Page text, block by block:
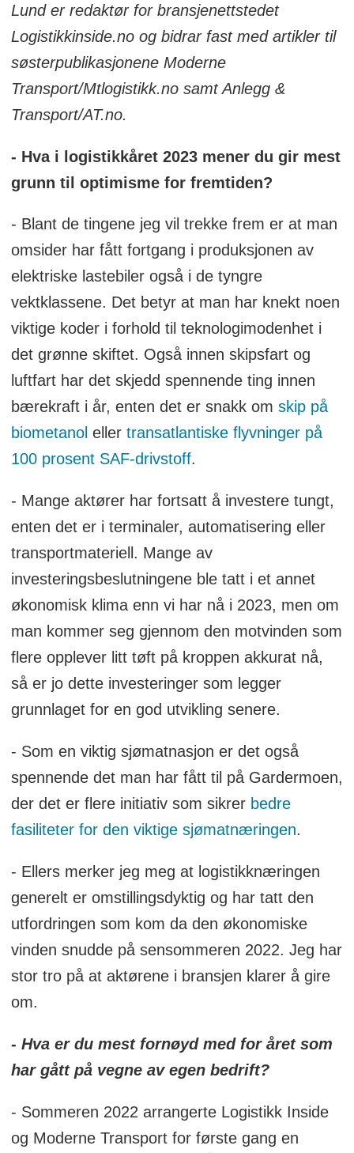
oss og om året vi går inn i. Det
presenteres en ny artikkel hver dag.
Lund er redaktør for bransjenettstedet
Logistikkinside.no og bidrar fast med artikler til
søsterpublikasjonene Moderne
Transport/Mtlogistikk.no samt Anlegg &
Transport/AT.no.
- Hva i logistikkåret 2023 mener du gir mest
grunn til optimisme for fremtiden?
- Blant de tingene jeg vil trekke frem er at man
omsider har fått fortgang i produksjonen av
elektriske lastebiler også i de tyngre
vektklassene. Det betyr at man har knekt noen
viktige koder i forhold til teknologimodenhet i
det grønne skiftet. Også innen skipsfart og
luftfart har det skjedd spennende ting innen
bærekraft i år, enten det er snakk om skip på
biometanol ellertransatlantiske flyvninger på
100 prosent SAF-drivstoff.
- Mange aktører har fortsatt å investere tungt,
enten det er i terminaler, automatisering eller
transportmateriell. Mange av
investeringsbeslutningene ble tatt i et annet
økonomisk klima enn vi har nå i 2023, men om
man kommer seg gjennom den motvinden som
flere opplever litt tøft på kroppen akkurat nå,
så er jo dette investeringer som legger
grunnlaget for en god utvikling senere.
- Som en viktig sjømatnasjon er det også
spennende det man har fått til på Gardermoen,
der det er flere initiativ som sikrer bedre
fasiliteter for den viktige sjømatnæringen.
- Ellers merker jeg meg at logistikknæringen
generelt er omstillingsdyktig og har tatt den
utfordringen som kom da den økonomiske
vinden snudde på sensommeren 2022. Jeg har
stor tro på at aktørene i bransjen klarer å gire
om.
- Hva er du mest fornøyd med for året som
har gått på vegne av egen bedrift?
- Sommeren 2022 arrangerte Logistikk Inside
og Moderne Transport for første gang en